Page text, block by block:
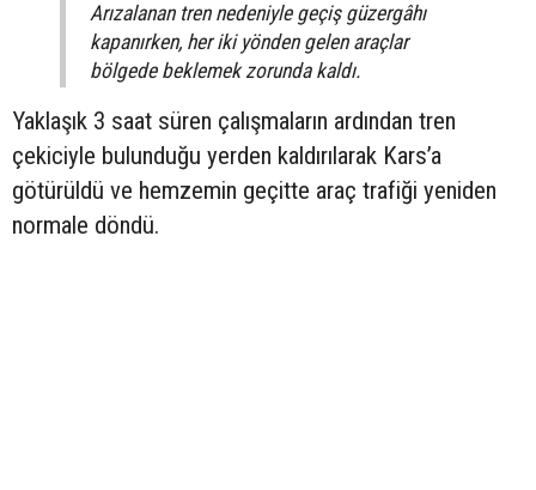
Arızalanan tren nedeniyle geçiş güzergâhı
kapanırken, her iki yönden gelen araçlar
bölgede beklemek zorunda kaldı.
Yaklaşık 3 saat süren çalışmaların ardından tren
çekiciyle bulunduğu yerden kaldırılarak Kars’a
götürüldü ve hemzemin geçitte araç trafiği yeniden
normale döndü.